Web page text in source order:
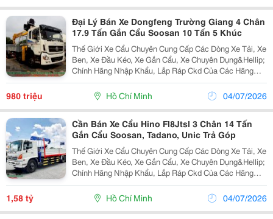
Đại Lý Bán Xe Dongfeng Trường Giang 4 Chân
17.9 Tấn Gắn Cẩu Soosan 10 Tấn 5 Khúc
Thế Giới Xe Cẩu Chuyên Cung Cấp Các Dòng Xe Tải, Xe
Ben, Xe Đầu Kéo, Xe Gắn Cẩu, Xe Chuyên Dụng&Hellip;
Chính Hãng Nhập Khẩu, Lắp Ráp Ckd Của Các Hãng
Thương Hiệu Isuzu, Hino, Fuso, Hyundai&Hellip; Cam
Kết Hỗ Trợ Trả Góp Lên Đến 90% Giá Trị Xe, Lãi S
980 triệu Hồ Chí Minh 04/07/2026
Cần Bán Xe Cẩu Hino Fl8Jtsl 3 Chân 14 Tấn
Gắn Cẩu Soosan, Tadano, Unic Trả Góp
Thế Giới Xe Cẩu Chuyên Cung Cấp Các Dòng Xe Tải, Xe
Ben, Xe Đầu Kéo, Xe Gắn Cẩu, Xe Chuyên Dụng&Hellip;
Chính Hãng Nhập Khẩu, Lắp Ráp Ckd Của Các Hãng
Thương Hiệu Isuzu, Hino, Fuso, Hyundai&Hellip; Cam
Kết Hỗ Trợ Trả Góp Lên Đến 90% Giá Trị Xe, Lãi S
1,58 tỷ Hồ Chí Minh 04/07/2026